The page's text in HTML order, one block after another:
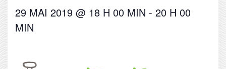
29 MAI 2019 @ 18 H 00 MIN - 20 H 00
MIN